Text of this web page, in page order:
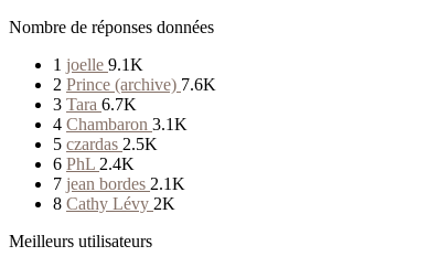
Nombre de réponses données
1 joelle 9.1K
2 Prince (archive) 7.6K
3 Tara 6.7K
4 Chambaron 3.1K
5 czardas 2.5K
6 PhL 2.4K
7 jean bordes 2.1K
8 Cathy Lévy 2K
Meilleurs utilisateurs